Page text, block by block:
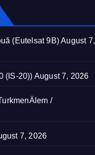
(Eutelsat 9B)August 7,
(IS-20)) August 7, 2026
/
7, 2026